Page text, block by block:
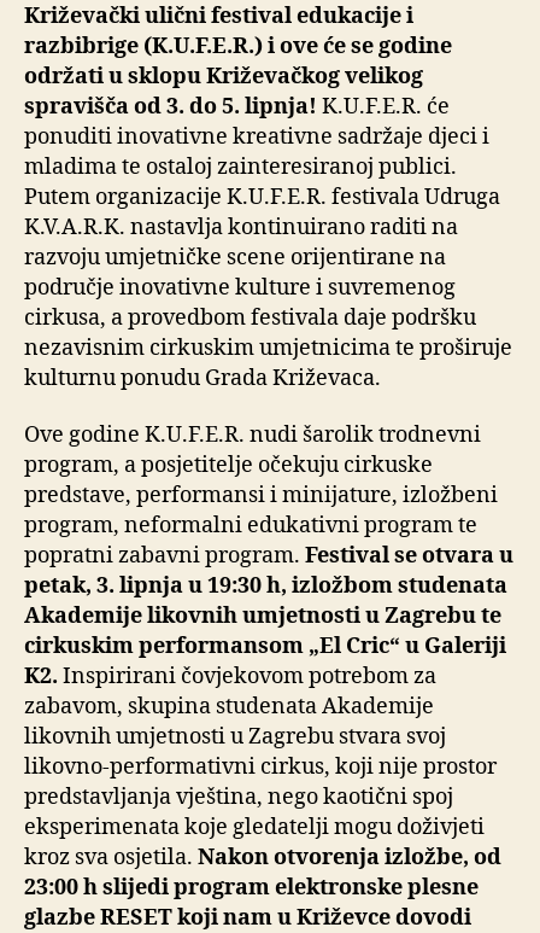
Križevački ulični festival edukacije i
razbibrige (K.U.F.E.R.) i ove će se godine
održati u sklopu Križevačkog velikog
spravišča od 3. do 5. lipnja! K.U.F.E.R. će
ponuditi inovativne kreativne sadržaje djeci i
mladima te ostaloj zainteresiranoj publici.
Putem organizacije K.U.F.E.R. festivala Udruga
K.V.A.R.K. nastavlja kontinuirano raditi na
razvoju umjetničke scene orijentirane na
područje inovativne kulture i suvremenog
cirkusa, a provedbom festivala daje podršku
nezavisnim cirkuskim umjetnicima te proširuje
kulturnu ponudu Grada Križevaca.
Ove godine K.U.F.E.R. nudi šarolik trodnevni
program, a posjetitelje očekuju cirkuske
predstave, performansi i minijature, izložbeni
program, neformalni edukativni program te
popratni zabavni program. Festival se otvara u
petak, 3. lipnja u 19:30 h, izložbom studenata
Akademije likovnih umjetnosti u Zagrebu te
cirkuskim performansom „El Cric“ u Galeriji
K2. Inspirirani čovjekovom potrebom za
zabavom, skupina studenata Akademije
likovnih umjetnosti u Zagrebu stvara svoj
likovno-performativni cirkus, koji nije prostor
predstavljanja vještina, nego kaotični spoj
eksperimenata koje gledatelji mogu doživjeti
kroz sva osjetila. Nakon otvorenja izložbe, od
23:00 h slijedi program elektronske plesne
glazbe RESET koji nam u Križevce dovodi